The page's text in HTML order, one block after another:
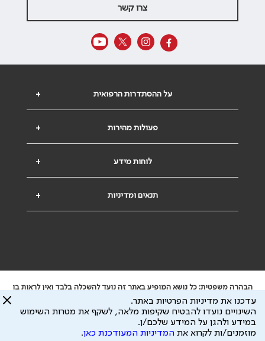
צרו קשר
+ על ההסתדרות הרפואית
+ פעולות מהירות
+ לוחות מידע
+ תנאים ומדיניות
הבהרה משפטית: כל נושא המופיע באתר זה נועד להשכלה בלבד ואין לראות בו
ייעוץ רפואי או משפטי. אין הר"י אחראית לתוכן המתפרסם באתר זה ולכל נזק
שעלול להיגרם.
ידוע לי שהר"י אוספת ושומרת מידע אישי לצורך מתן השרות וכי חלק ממנו עשוי
להיות מועבר לצדדים שלישיים, הכל בכפוף למדיניות הפרטיות
עדכנו את מדיניות הפרטיות באתר.
השינויים נועדו להבטיח שקיפות מלאה, לשקף את מטרות השימוש
במידע ולהגן על המידע שלכם/ן.
מוזמנים/ות לקרוא את המדיניות המעודכנת כאן.